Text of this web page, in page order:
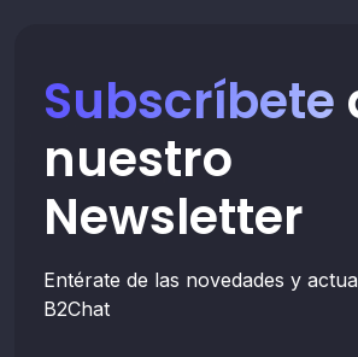
Subscríbete
nuestro
Newsletter
Entérate de las novedades y
B2Chat